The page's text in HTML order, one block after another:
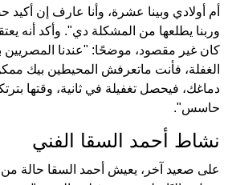
أم أولادي وبينا عشرة، وأنا عارف إن
وربنا يطلعها من المشكلة دي". وأكد أنه
كان غير مقصود، موضحًا: "عندنا المصريين
الغفلة، فأنت ماتعرفش المحيطين بيك
دماغك، فيحصل تغفيلة في ثانية، وقتها
حاسس".
نشاط أحمد السقا الفني
على صعيد آخر، يعيش أحمد السقا حالة